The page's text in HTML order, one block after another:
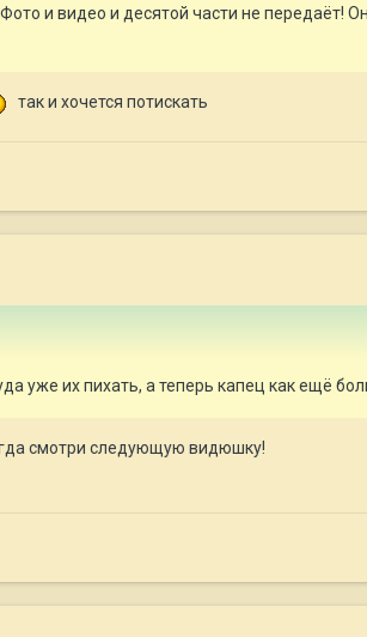
и видео и десятой части не передаёт!
так и хочется потискать
уже их пихать, а теперь капец как ещё
смотри следующую видюшку!